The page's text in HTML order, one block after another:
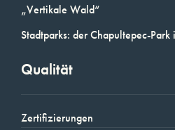
„Vertikale Wald“
Stadtparks: der Chapultepec-
Qualität
Zertifizierungen